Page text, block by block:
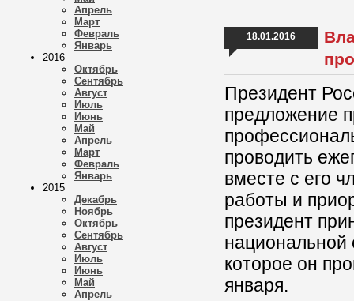
Апрель
Март
Февраль
Январь
2016
Октябрь
Сентябрь
Август
Июль
Июнь
Май
Апрель
Март
Февраль
Январь
2015
Декабрь
Ноябрь
Октябрь
Сентябрь
Август
Июль
Июнь
Май
Апрель
18.01.2016
Президент
предложение
проводить
вместе с его
работы и
президент
которое он
января.